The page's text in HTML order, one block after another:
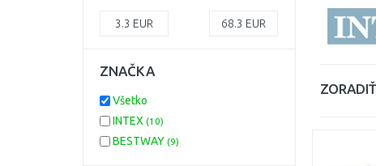
3.3 EUR 68.3 EUR
ZNAČKA
Všetko
INTEX (10)
BESTWAY (9)